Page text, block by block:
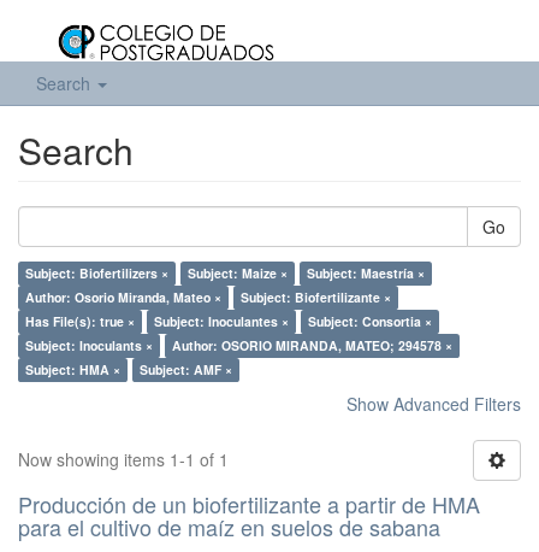
Search
Search
Go
Subject: Biofertilizers × Subject: Maize ×
Subject: Maestría ×
Author: Osorio Miranda, Mateo ×
Subject: Biofertilizante ×
Has File(s): true ×
Subject: Inoculantes ×
Subject: Consortia ×
Subject: Inoculants ×
Author: OSORIO MIRANDA, MATEO; 294578 ×
Subject: HMA ×
Subject: AMF ×
Show Advanced Filters
Now showing items 1-1 of 1
Producción de un biofertilizante a partir de HMA
para el cultivo de maíz en suelos de sabana